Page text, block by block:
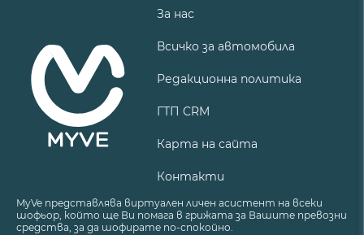
За нас
Всичко за автомобила
Редакционна политика
ГТП CRM
Карта на сайта
Контакти
MyVe представлява виртуален личен асистент на всеки
шофьор, който ще Ви помага в грижата за Вашите превозни
средства, за да шофирате по-спокойно.